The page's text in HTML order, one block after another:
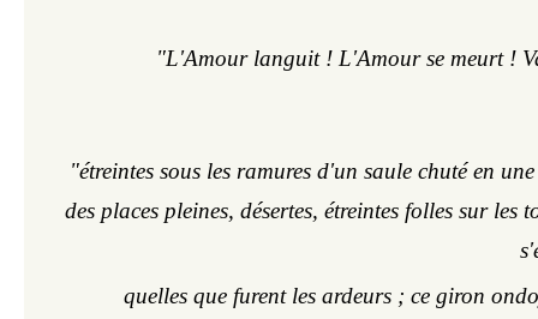
"L'Amour languit ! L'Amour se meurt !
"étreintes sous les ramures d'un saule chuté en
des places pleines, désertes, étreintes folles sur les
quelles que furent les ardeurs ; ce giron